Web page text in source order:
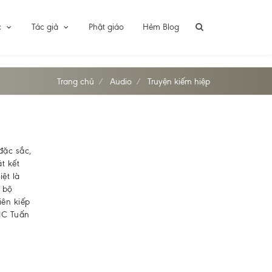
Tác giả Phật giáo Hẻm Blog
Trang chủ Audio Truyện kiếm hiệp
sắc,
kết
là
bộ
kiếp
Tuấn